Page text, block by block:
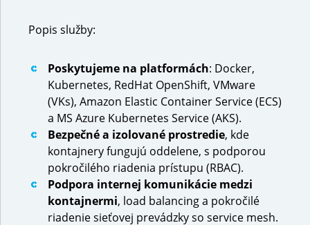
Popis služby:
Poskytujeme na platformách: Docker,
Kubernetes, RedHat OpenShift, VMware
(VKs), Amazon Elastic Container Service (ECS)
a MS Azure Kubernetes Service (AKS).
Bezpečné a izolované prostredie, kde
kontajnery fungujú oddelene, s podporou
pokročilého riadenia prístupu (RBAC).
Podpora internej komunikácie medzi
kontajnermi, load balancing a pokročilé
riadenie sieťovej prevádzky so service mesh.